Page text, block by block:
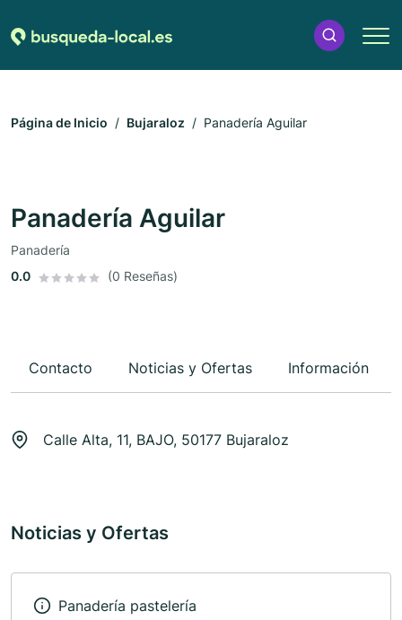
Página de Inicio Bujaraloz Panadería Aguilar
Panadería Aguilar
Panadería
0.0
(0 Reseñas)
Contacto Noticias y Ofertas Información
Calle Alta, 11, BAJO, 50177 Bujaraloz
Noticias y Ofertas
Panadería pastelería